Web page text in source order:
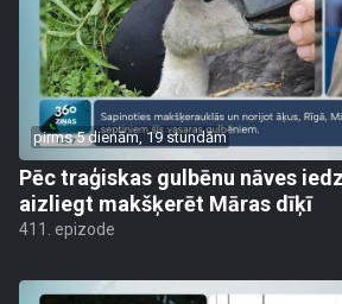
pirms 5 dienām, 19 stundām
Pēc traģiskas gulbēnu nāves
aizliegt makšķerēt Māras dīķī
411. epizode